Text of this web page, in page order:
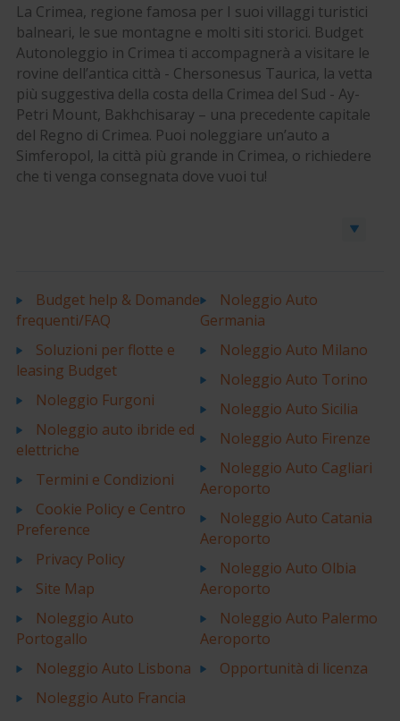
La Crimea, regione famosa per I suoi villaggi turistici
balneari, le sue montagne e molti siti storici. Budget
Autonoleggio in Crimea ti accompagnerà a visitare le
rovine dell’antica città - Chersonesus Taurica, la vetta
più suggestiva della costa della Crimea del Sud - Ay-
Petri Mount, Bakhchisaray – una precedente capitale
del Regno di Crimea. Puoi noleggiare un’auto a
Simferopol, la città più grande in Crimea, o richiedere
che ti venga consegnata dove vuoi tu!
Budget help & Domande
frequenti/FAQ
Soluzioni per flotte e
leasing Budget
Noleggio Furgoni
Noleggio auto ibride ed
elettriche
Termini e Condizioni
Cookie Policy e Centro
Preference
Privacy Policy
Site Map
Noleggio Auto
Portogallo
Noleggio Auto Lisbona
Noleggio Auto Francia
Noleggio Auto
Germania
Noleggio Auto Milano
Noleggio Auto Torino
Noleggio Auto Sicilia
Noleggio Auto Firenze
Noleggio Auto Cagliari
Aeroporto
Noleggio Auto Catania
Aeroporto
Noleggio Auto Olbia
Aeroporto
Noleggio Auto Palermo
Aeroporto
Opportunità di licenza